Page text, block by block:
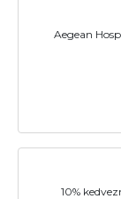
Aegean
10%